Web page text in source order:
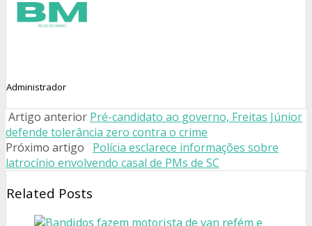
Administrador
Artigo anterior Pré-candidato ao governo, Freitas Júnior
defende tolerância zero contra o crime
Próximo artigo
Polícia esclarece informações sobre
latrocínio envolvendo casal de PMs de SC
Related Posts